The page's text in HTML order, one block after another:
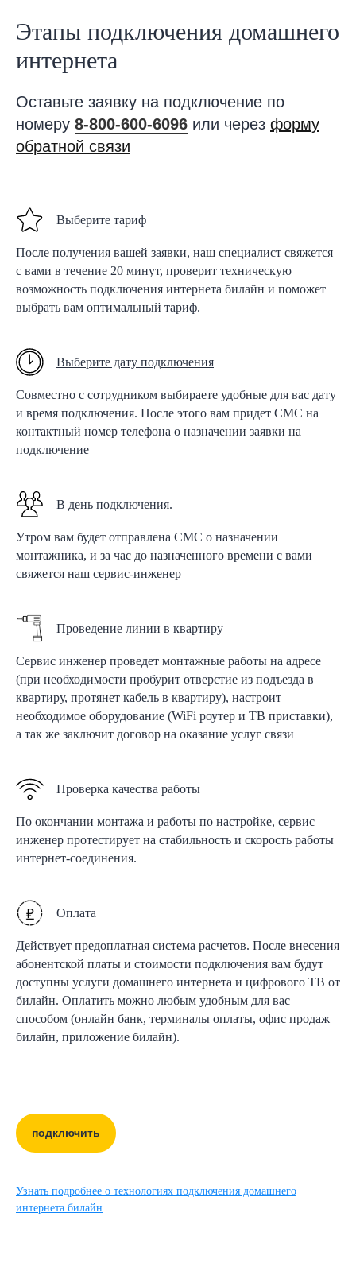
Этапы подключения домашнего
интернета
Оставьте заявку на подключение по
номеру 8-800-600-6096 или через форму
обратной связи
Выберите тариф
После получения вашей заявки, наш специалист свяжется
с вами в течение 20 минут, проверит техническую
возможность подключения интернета билайн и поможет
выбрать вам оптимальный тариф.
Выберите дату подключения
Совместно с сотрудником выбираете удобные для вас дату
и время подключения. После этого вам придет СМС на
контактный номер телефона о назначении заявки на
подключение
В день подключения.
Утром вам будет отправлена СМС о назначении
монтажника, и за час до назначенного времени с вами
свяжется наш сервис-инженер
Проведение линии в квартиру
Сервис инженер проведет монтажные работы на адресе
(при необходимости пробурит отверстие из подъезда в
квартиру, протянет кабель в квартиру), настроит
необходимое оборудование (WiFi роутер и ТВ приставки),
а так же заключит договор на оказание услуг связи
Проверка качества работы
По окончании монтажа и работы по настройке, сервис
инженер протестирует на стабильность и скорость работы
интернет-соединения.
Оплата
Действует предоплатная система расчетов. После внесения
абонентской платы и стоимости подключения вам будут
доступны услуги домашнего интернета и цифрового ТВ от
билайн. Оплатить можно любым удобным для вас
способом (онлайн банк, терминалы оплаты, офис продаж
билайн, приложение билайн).
подключить
Узнать подробнее о технологиях подключения домашнего
интернета билайн